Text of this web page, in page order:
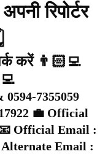
रिपोर्टर
करें 👨🏻‍💻
0594-7355059
💼 Official
Official Email :
Email :